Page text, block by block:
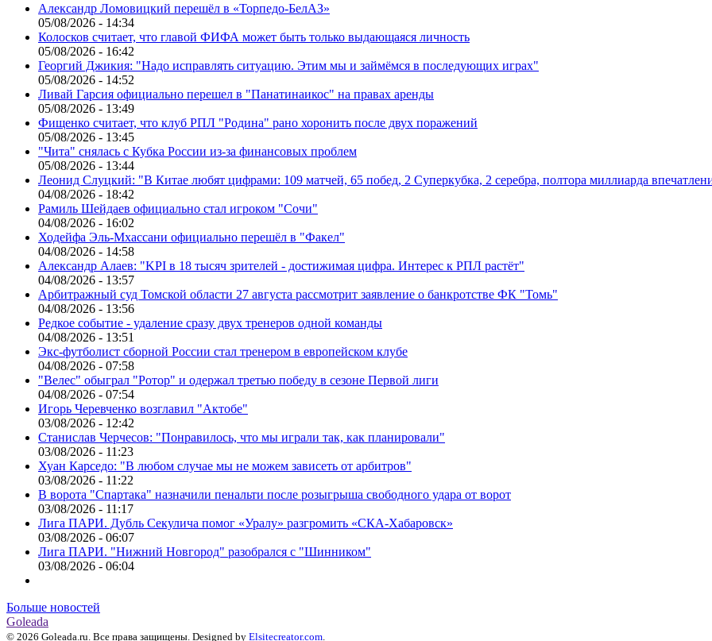
Александр Ломовицкий перешёл в «Торпедо-БелАЗ»
05/08/2026 - 14:34
Колосков считает, что главой ФИФА может быть только выдающаяся личность
05/08/2026 - 16:42
Георгий Джикия: "Надо исправлять ситуацию. Этим мы и займёмся в последующих играх"
05/08/2026 - 14:52
Ливай Гарсия официально перешел в "Панатинаикос" на правах аренды
05/08/2026 - 13:49
Фищенко считает, что клуб РПЛ "Родина" рано хоронить после двух поражений
05/08/2026 - 13:45
"Чита" снялась с Кубка России из-за финансовых проблем
05/08/2026 - 13:44
Леонид Слуцкий: "В Китае любят цифрами: 109 матчей, 65 побед, 2 Суперкубка, 2 серебра, полтора миллиарда
04/08/2026 - 18:42
Рамиль Шейдаев официально стал игроком "Сочи"
04/08/2026 - 16:02
Ходейфа Эль-Мхассани официально перешёл в "Факел"
04/08/2026 - 14:58
Александр Алаев: "KPI в 18 тысяч зрителей - достижимая цифра. Интерес к РПЛ растёт"
04/08/2026 - 13:57
Арбитражный суд Томской области 27 августа рассмотрит заявление о банкротстве ФК "Томь"
04/08/2026 - 13:56
Редкое событие - удаление сразу двух тренеров одной команды
04/08/2026 - 13:51
Экс-футболист сборной России стал тренером в европейском клубе
04/08/2026 - 07:58
"Велес" обыграл "Ротор" и одержал третью победу в сезоне Первой лиги
04/08/2026 - 07:54
Игорь Черевченко возглавил "Актобе"
03/08/2026 - 12:42
Станислав Черчесов: "Понравилось, что мы играли так, как планировали"
03/08/2026 - 11:23
Хуан Карседо: "В любом случае мы не можем зависеть от арбитров"
03/08/2026 - 11:22
В ворота "Спартака" назначили пенальти после розыгрыша свободного удара от ворот
03/08/2026 - 11:17
Лига ПАРИ. Дубль Секулича помог «Уралу» разгромить «СКА-Хабаровск»
03/08/2026 - 06:07
Лига ПАРИ. "Нижний Новгород" разобрался с "Шинником"
03/08/2026 - 06:04
Больше новостей
Goleada
© 2026 Goleada.ru. Все права защищены. Designed by Elsitecreator.com